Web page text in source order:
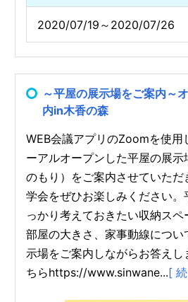
2020/07/19～2020/07/26
～平屋の展示場をご案内～
内in木香の森
WEB会議アプリのZoomを使用
ーアルオープンした平屋の展
のもり）をご案内させていた
学会をぜひお楽しみください。
っかり考えておきたい収納ス
部屋の大きさ、家事動線につ
示場をご案内しながらお答え
ちらhttps://www.sinwane...[